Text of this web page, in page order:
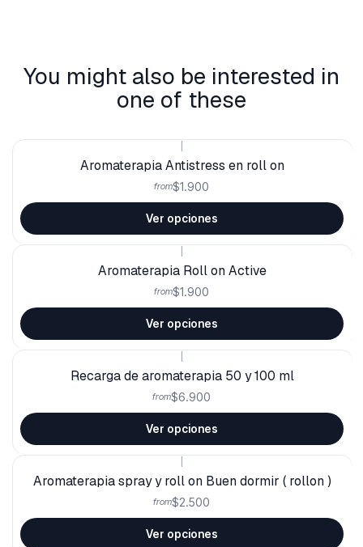
You might also be interested in
one of these
Aromaterapia Antistress en roll on
from$1.900
Ver opciones
Aromaterapia Roll on Active
from$1.900
Ver opciones
Recarga de aromaterapia 50 y 100 ml
from$6.900
Ver opciones
Aromaterapia spray y roll on Buen dormir ( rollon )
from$2.500
Ver opciones